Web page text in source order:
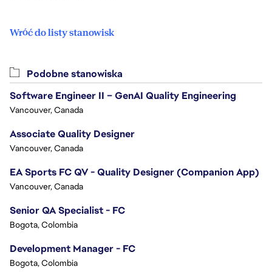
Wróć do listy stanowisk
Podobne stanowiska
Software Engineer II – GenAI Quality Engineering
Vancouver, Canada
Associate Quality Designer
Vancouver, Canada
EA Sports FC QV - Quality Designer (Companion App)
Vancouver, Canada
Senior QA Specialist - FC
Bogota, Colombia
Development Manager - FC
Bogota, Colombia